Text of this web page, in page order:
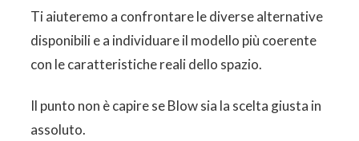
Ti aiuteremo a confrontare le diverse alternative
disponibili e a individuare il modello più coerente
con le caratteristiche reali dello spazio.
Il punto non è capire se Blow sia la scelta giusta in
assoluto.